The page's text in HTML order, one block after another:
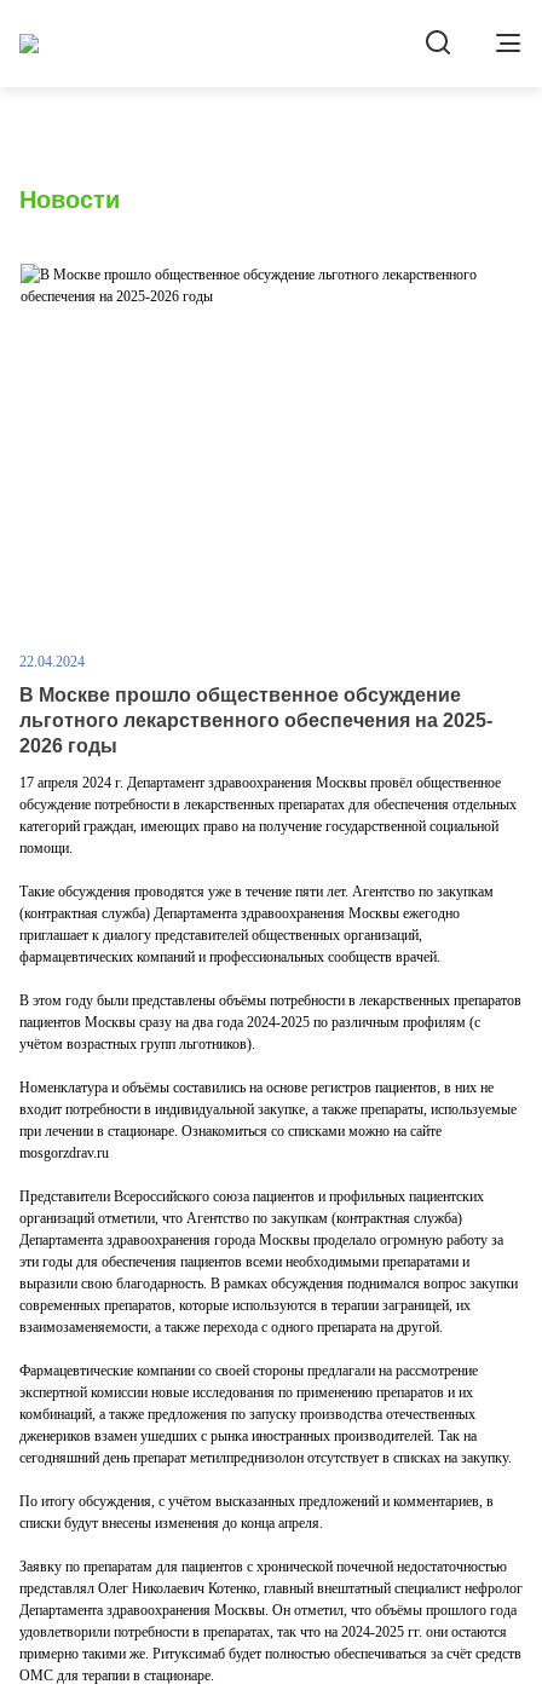
Новости
22.04.2024
В Москве прошло общественное обсуждение
льготного лекарственного обеспечения на 2025-
2026 годы
17 апреля 2024 г. Департамент здравоохранения Москвы провёл общественное
обсуждение потребности в лекарственных препаратах для обеспечения отдельных
категорий граждан, имеющих право на получение государственной социальной
помощи.
Такие обсуждения проводятся уже в течение пяти лет. Агентство по закупкам
(контрактная служба) Департамента здравоохранения Москвы ежегодно
приглашает к диалогу представителей общественных организаций,
фармацевтических компаний и профессиональных сообществ врачей.
В этом году были представлены объёмы потребности в лекарственных препаратов
пациентов Москвы сразу на два года 2024-2025 по различным профилям (с
учётом возрастных групп льготников).
Номенклатура и объёмы составились на основе регистров пациентов, в них не
входит потребности в индивидуальной закупке, а также препараты, используемые
при лечении в стационаре. Ознакомиться со списками можно на сайте
mosgorzdrav.ru
Представители Всероссийского союза пациентов и профильных пациентских
организаций отметили, что Агентство по закупкам (контрактная служба)
Департамента здравоохранения города Москвы проделало огромную работу за
эти годы для обеспечения пациентов всеми необходимыми препаратами и
выразили свою благодарность. В рамках обсуждения поднимался вопрос закупки
современных препаратов, которые используются в терапии заграницей, их
взаимозаменяемости, а также перехода с одного препарата на другой.
Фармацевтические компании со своей стороны предлагали на рассмотрение
экспертной комиссии новые исследования по применению препаратов и их
комбинаций, а также предложения по запуску производства отечественных
дженериков взамен ушедших с рынка иностранных производителей. Так на
сегодняшний день препарат метилпреднизолон отсутствует в списках на закупку.
По итогу обсуждения, с учётом высказанных предложений и комментариев, в
списки будут внесены изменения до конца апреля.
Заявку по препаратам для пациентов с хронической почечной недостаточностью
представлял Олег Николаевич Котенко, главный внештатный специалист нефролог
Департамента здравоохранения Москвы. Он отметил, что объёмы прошлого года
удовлетворили потребности в препаратах, так что на 2024-2025 гг. они остаются
примерно такими же. Ритуксимаб будет полностью обеспечиваться за счёт средств
ОМС для терапии в стационаре.